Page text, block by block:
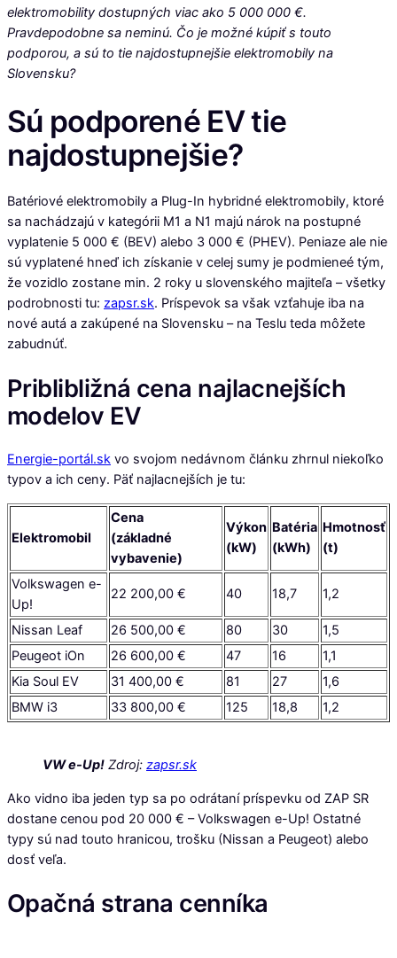
elektromobility dostupných viac ako 5 000 000 €.
Pravdepodobne sa neminú. Čo je možné kúpiť s touto
podporou, a sú to tie najdostupnejšie elektromobily na
Slovensku?
Sú podporené EV tie
najdostupnejšie?
Batériové elektromobily a Plug-In hybridné elektromobily, ktoré
sa nachádzajú v kategórii M1 a N1 majú nárok na postupné
vyplatenie 5 000 € (BEV) alebo 3 000 € (PHEV). Peniaze ale nie
sú vyplatené hneď ich získanie v celej sumy je podmieneé tým,
že vozidlo zostane min. 2 roky u slovenského majiteľa – všetky
podrobnosti tu: zapsr.sk. Príspevok sa však vzťahuje iba na
nové autá a zakúpené na Slovensku – na Teslu teda môžete
zabudnúť.
Priblibližná cena najlacnejších
modelov EV
Energie-portál.sk vo svojom nedávnom článku zhrnul niekoľko
typov a ich ceny. Päť najlacnejších je tu:
Elektromobil
Cena
(základné
vybavenie)
Výkon
(kW)
Batéria
(kWh)
Hmotnosť
(t)
Volkswagen e-
Up!
22 200,00 € 40 18,7 1,2
Nissan Leaf 26 500,00 € 80 30
1,5
Peugeot iOn
26 600,00 € 47 16
1,1
Kia Soul EV
31 400,00 € 81 27
1,6
BMW i3
33 800,00 € 125 18,8 1,2
VW e-Up! Zdroj: zapsr.sk
Ako vidno iba jeden typ sa po odrátaní príspevku od ZAP SR
dostane cenou pod 20 000 € – Volkswagen e-Up! Ostatné
typy sú nad touto hranicou, trošku (Nissan a Peugeot) alebo
dosť veľa.
Opačná strana cenníka